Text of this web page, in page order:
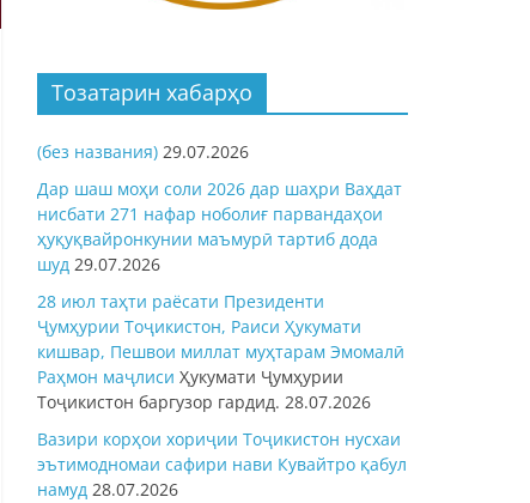
Тозатарин хабарҳо
(без названия) 29.07.2026
Дар шаш моҳи соли 2026 дар шаҳри Ваҳдат
нисбати 271 нафар ноболиғ парвандаҳои
ҳуқуқвайронкунии маъмурӣ тартиб дода
шуд 29.07.2026
28 июл таҳти раёсати Президенти
Ҷумҳурии Тоҷикистон, Раиси Ҳукумати
кишвар, Пешвои миллат муҳтарам Эмомалӣ
Раҳмон маҷлиси Ҳукумати Ҷумҳурии
Тоҷикистон баргузор гардид. 28.07.2026
Вазири корҳои хориҷии Тоҷикистон нусхаи
эътимодномаи сафири нави Кувайтро қабул
намуд 28.07.2026